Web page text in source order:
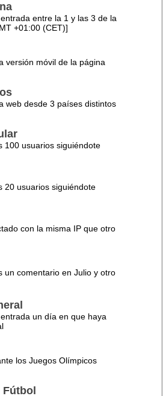
entre la 1 y las 3 de la
+01:00 (CET)]
versión móvil de la página
web desde 3 países distintos
100 usuarios siguiéndote
20 usuarios siguiéndote
con la misma IP que otro
un comentario en Julio y otro
un día en que haya
los Juegos Olímpicos